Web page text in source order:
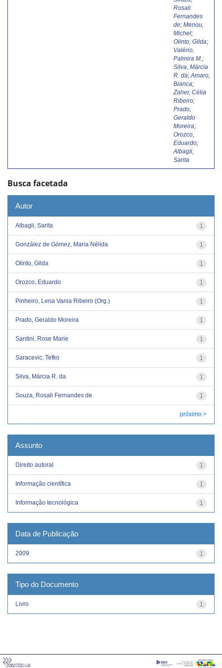
Rosali
Fernandes
de; Menou,
Michel;
Olinto, Gilda;
Valério,
Palmira M. ;
Silva, Márcia
R. da; Amaro,
Bianca;
Zaher, Célia
Ribeiro;
Prado,
Geraldo
Moreira;
Orozco,
Eduardo;
Albagli,
Sarita
Busca facetada
Autor
1
Albagli, Sarita
1
González de Gómez, Maria Nélida
1
Olinto, Gilda
1
Orozco, Eduardo
1
Pinheiro, Lena Vania Ribeiro (Org.)
1
Prado, Geraldo Moreira
1
Santini, Rose Marie
1
Saracevic, Tefko
1
Silva, Márcia R. da
1
Souza, Rosali Fernandes de
próximo >
Assunto
1
Direito autoral
1
Informação científica
1
Informação tecnológica
Data de Publicação
1
2009
Tipo do Documento
1
Livro